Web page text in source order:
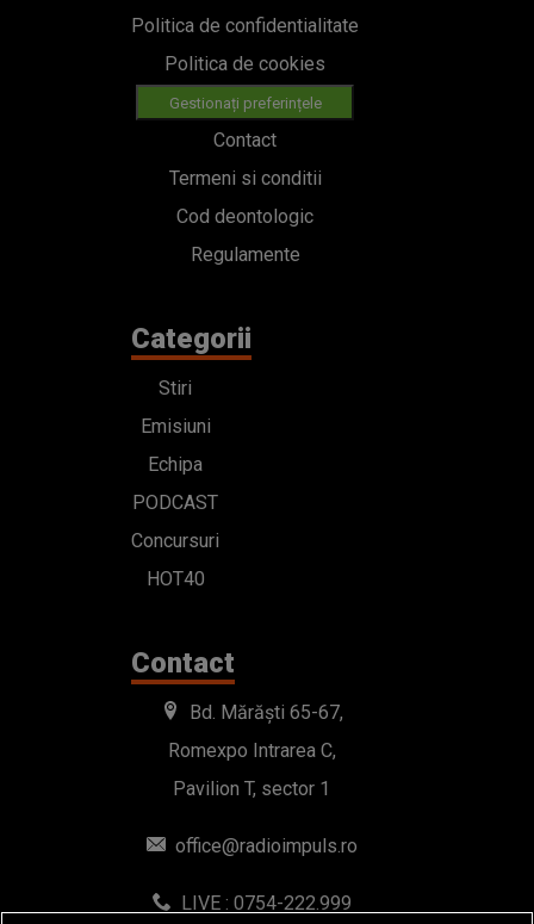
Politica de confidentialitate
Politica de cookies
Gestionați preferințele
Contact
Termeni si conditii
Cod deontologic
Regulamente
Categorii
Stiri
Emisiuni
Echipa
PODCAST
Concursuri
HOT40
Contact
Bd. Mărăști 65-67,
Romexpo Intrarea C,
Pavilion T, sector 1
office@radioimpuls.ro
LIVE : 0754-222.999